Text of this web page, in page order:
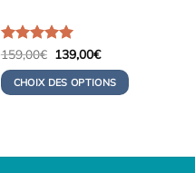
Note5.00
sur 5
159,00€ Le
initial
était :
159,00€.
139,00€Le
actuel
est :
139,00€.
CHOIX DES OPTIONS